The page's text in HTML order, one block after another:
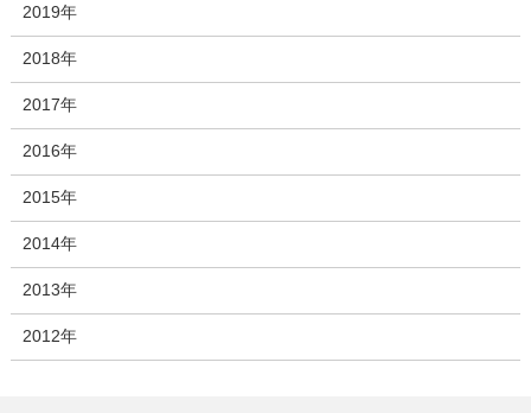
2019年
2018年
2017年
2016年
2015年
2014年
2013年
2012年